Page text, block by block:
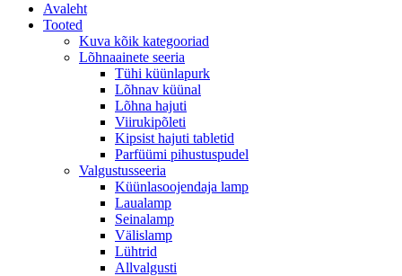
Avaleht
Tooted
Kuva kõik kategooriad
Lõhnaainete seeria
Tühi küünlapurk
Lõhnav küünal
Lõhna hajuti
Viirukipõleti
Kipsist hajuti tabletid
Parfüümi pihustuspudel
Valgustusseeria
Küünlasoojendaja lamp
Laualamp
Seinalamp
Välislamp
Lühtrid
Allvalgusti